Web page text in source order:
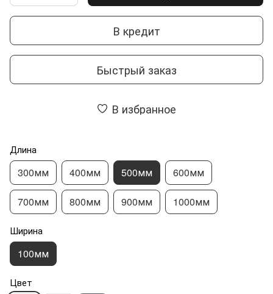
В кредит
Быстрый заказ
В избранное
Длина
300мм 400мм 500мм 600мм
700мм 800мм 900мм 1000мм
Ширина
100мм
Цвет